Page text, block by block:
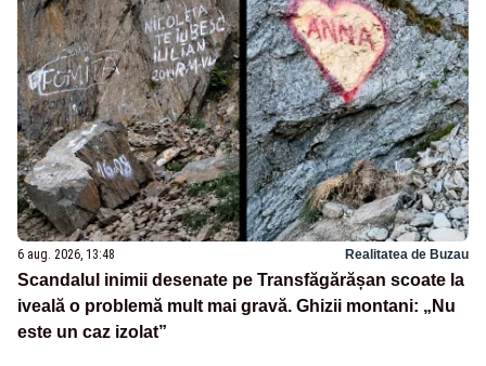
6 aug. 2026, 13:48 Realitatea de Buzau
Scandalul inimii desenate pe Transfăgărășan scoate la
iveală o problemă mult mai gravă. Ghizii montani: „Nu
este un caz izolat”